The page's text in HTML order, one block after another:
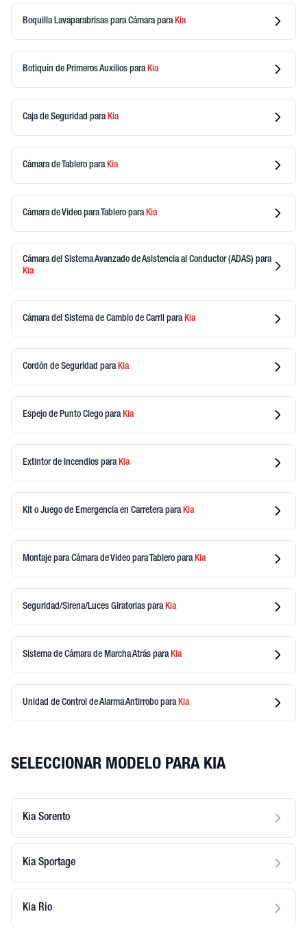
Boquilla Lavaparabrisas para Cámarapara Kia
Botiquín de Primeros Auxilios para Kia
Caja de Seguridad para Kia
Cámara de Tablero para Kia
Cámara de Video para Tablero para Kia
Cámara del Sistema Avanzado de Asistencia al Conductor (ADAS) para
Kia
Cámara del Sistema de Cambio de Carril para Kia
Cordón de Seguridad para Kia
Espejo de Punto Ciego para Kia
Extintor de Incendios para Kia
Kit o Juego de Emergencia en Carreterapara Kia
Montaje para Cámara de Video para Tablero para Kia
Seguridad/Sirena/Luces Giratorias para Kia
Sistema de Cámara de Marcha Atrás para Kia
Unidad de Control de Alarma Antirrobo para Kia
SELECCIONAR MODELO PARA KIA
Kia Sorento
Kia Sportage
Kia Rio